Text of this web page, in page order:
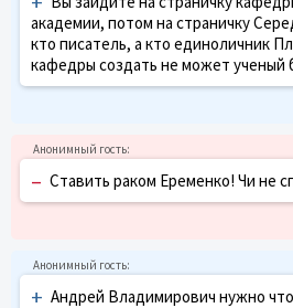
академии, потом на страничку
кто писатель, а кто единоличник
кафедры создать не может ученый
– Ставить раком Еременко! Чи не
+ Андрей Владимирович нужно